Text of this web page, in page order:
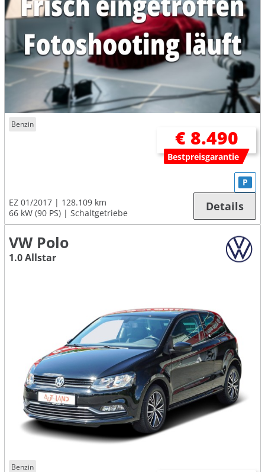
Benzin
€ 8.490
Bestpreisgarantie
EZ 01/2017
128.109 km
66 kW (90 PS)
Schaltgetriebe
P
Details
VW Polo
1.0 Allstar
Benzin